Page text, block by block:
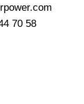
70 58